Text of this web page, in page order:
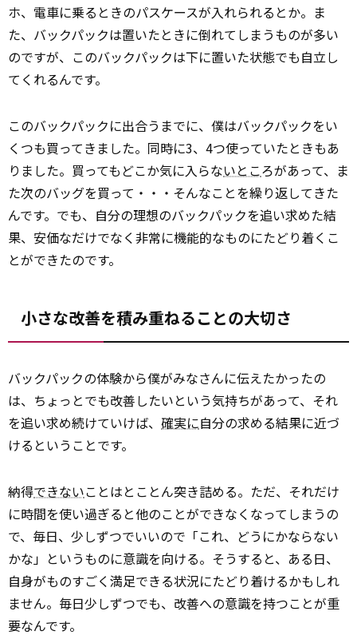
ホ、電車に乗るときのパスケースが入れられるとか。ま
た、バックパックは置いたときに倒れてしまうものが多い
のですが、このバックパックは下に置いた状態でも自立し
てくれるんです。
このバックパックに出合うまでに、僕はバックパックをい
くつも買ってきました。同時に3、4つ使っていたときもあ
りました。買ってもどこか気に入らないところがあって、ま
た次のバッグを買って・・・そんなことを繰り返してきた
んです。でも、自分の理想のバックパックを追い求めた結
果、安価なだけでなく非常に機能的なものにたどり着くこ
とができたのです。
小さな改善を積み重ねることの大切さ
バックパックの体験から僕がみなさんに伝えたかったの
は、ちょっとでも改善したいという気持ちがあって、それ
を追い求め続けていけば、 確実に自分の求める結果に近づ
けるということです。
納得できないことはとことん突き詰める。ただ、それだけ
に時間を使い過ぎると他のことができなくなってしまうの
で、毎日、少しずつでいいので「これ、どうにかならない
かな」というものに意識を向ける。そうすると、ある日、
自身がものすごく満足できる状況にたどり着けるかもしれ
ません。毎日少しずつでも、改善への意識を持つことが重
要なんです。